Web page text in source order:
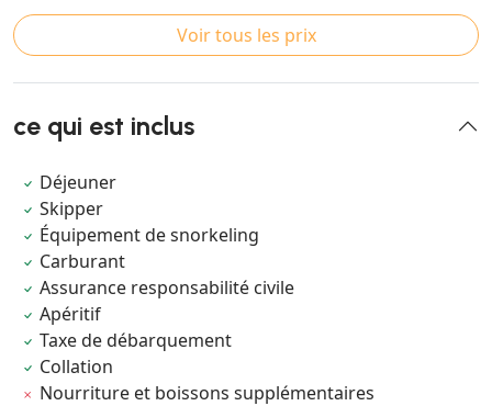
Voir tous les prix
ce qui est inclus
Déjeuner
Skipper
Équipement de snorkeling
Carburant
Assurance responsabilité civile
Apéritif
Taxe de débarquement
Collation
Nourriture et boissons supplémentaires